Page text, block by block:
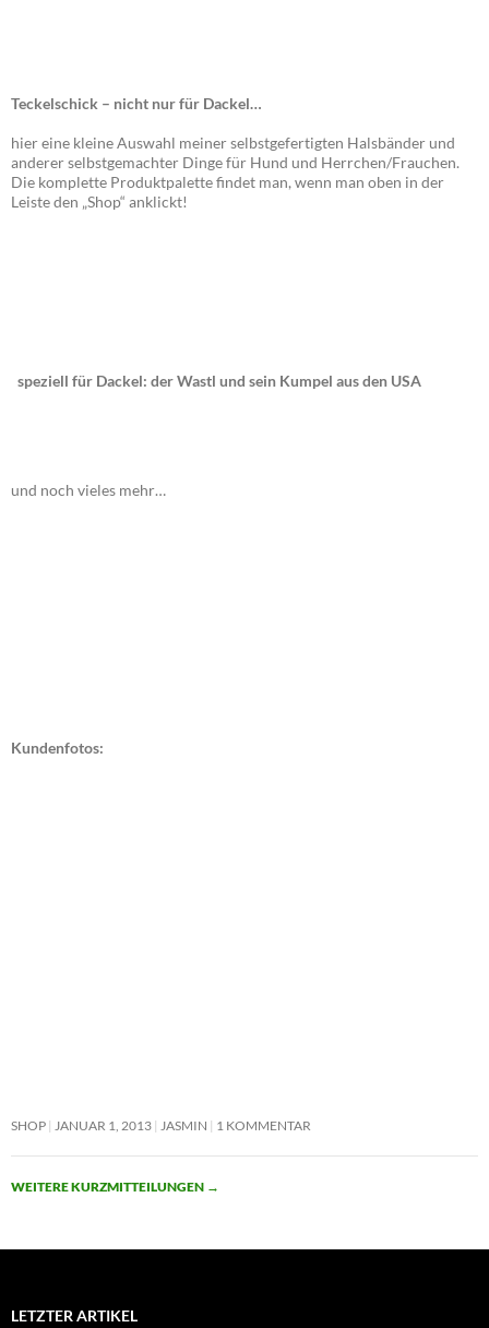
Teckelschick – nicht nur für Dackel…
hier eine kleine Auswahl meiner selbstgefertigten Halsbänder und
anderer selbstgemachter Dinge für Hund und Herrchen/Frauchen.
Die komplette Produktpalette findet man, wenn man oben in der
Leiste den „Shop“ anklickt!
speziell für Dackel: der Wastl und sein Kumpel aus den USA
und noch vieles mehr…
Kundenfotos:
SHOP JANUAR 1, 2013 JASMIN 1 KOMMENTAR
WEITERE KURZMITTEILUNGEN →
LETZTER ARTIKEL